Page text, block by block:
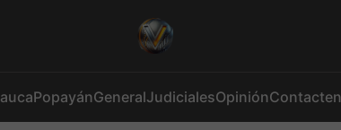
PopayánGeneralJudicialesOpinión